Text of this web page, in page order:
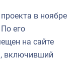
в ноябре
его
на сайте
включивший